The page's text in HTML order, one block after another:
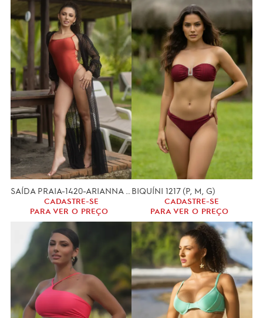
CADASTRE-SE
PARA VER O PREÇO
BIQUÍNI 1217 (P, M, G)
CADASTRE-SE
PARA VER O PREÇO